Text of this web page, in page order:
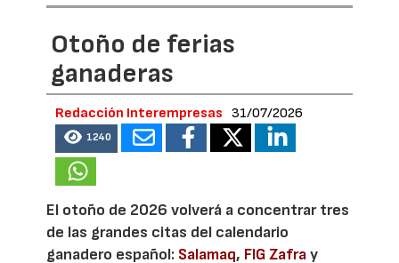
Otoño de ferias
ganaderas
Redacción Interempresas 31/07/2026
1240
El otoño de 2026 volverá a concentrar tres
de las grandes citas del calendario
ganadero español: Salamaq, FIG Zafray